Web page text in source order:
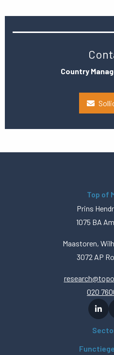
Country
Top of
Prins
1075 BA
Maastoren,
3072 AP
020